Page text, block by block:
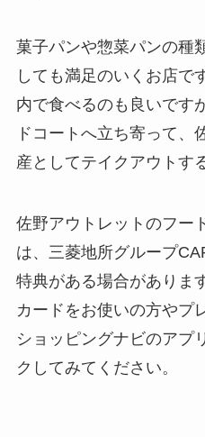
菓子パンや惣菜パンの種
しても満足のいくお店で
内で食べるのも良いです
ドコートへ立ち寄って、
産としてテイクアウトす
佐野アウトレットのフー
は、三菱地所グループ
特典がある場合がありま
カードをお使いの方やプ
ショッピングナビのアプ
クしてみてください。